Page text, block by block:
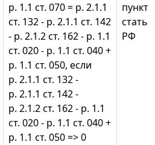
р. 1.1 ст. 070 = р. 2.1.1
ст. 132 - р. 2.1.1 ст. 142
- р. 2.1.2 ст. 162 - р. 1.1
ст. 020 - р. 1.1 ст. 040 +
р. 1.1 ст. 050, если
р. 2.1.1 ст. 132 -
р. 2.1.1 ст. 142 -
р. 2.1.2 ст. 162 - р. 1.1
ст. 020 - р. 1.1 ст. 040 +
р. 1.1 ст. 050 => 0
РФ